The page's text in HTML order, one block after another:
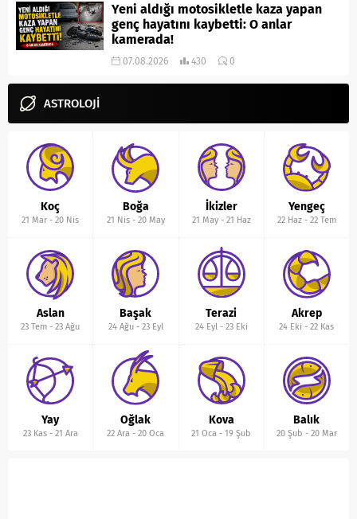
Yeni aldığı motosikletle kaza yapan
genç hayatını kaybetti: O anlar
kamerada!
07.08.2026 430 0
ASTROLOJİ
Koç
21 Mar -20 Nis
Boğa
21 Nis- 20 May
İkizler
21 May- 21 Haz
Yengeç
22 Haz- 22 Tem
Aslan
23 Tem -23 Ağu
Başak
24 Ağu- 23 Eyl
Terazi
24 Eyl - 23 Eki
Akrep
24 Eki -22 Kas
Yay
23 Kas- 21 Ara
Oğlak
22 Ara -20 Oca
Kova
21 Oca -19 Şub
Balık
20 Şub - 20 Mar